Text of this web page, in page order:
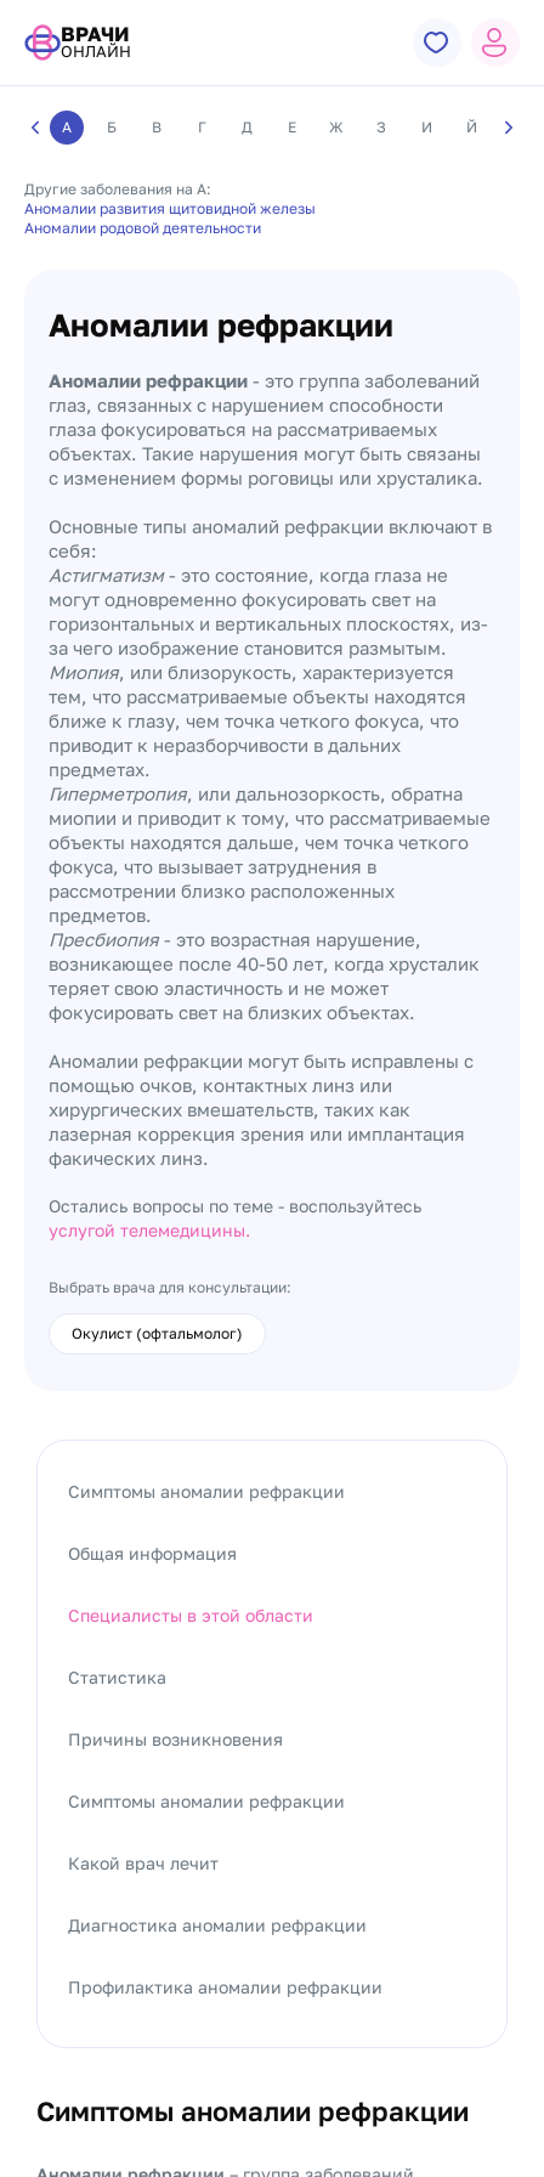
ВРАЧИ
ОНЛАЙН
А Б В Г Д Е Ж З И Й К
Другие заболевания на А:
Аномалии развития щитовидной железы
Аномалии родовой деятельности
Аномалии рефракции
Аномалии рефракции - это группа заболеваний
глаз, связанных с нарушением способности
глаза фокусироваться на рассматриваемых
объектах. Такие нарушения могут быть связаны
с изменением формы роговицы или хрусталика.
Основные типы аномалий рефракции включают в
себя:
Астигматизм- это состояние, когда глаза не
могут одновременно фокусировать свет на
горизонтальных и вертикальных плоскостях, из-
за чего изображение становится размытым.
Миопия, или близорукость, характеризуется
тем, что рассматриваемые объекты находятся
ближе к глазу, чем точка четкого фокуса, что
приводит к неразборчивости в дальних
предметах.
Гиперметропия, или дальнозоркость, обратна
миопии и приводит к тому, что рассматриваемые
объекты находятся дальше, чем точка четкого
фокуса, что вызывает затруднения в
рассмотрении близко расположенных
предметов.
Пресбиопия- это возрастная нарушение,
возникающее после 40-50 лет, когда хрусталик
теряет свою эластичность и не может
фокусировать свет на близких объектах.
Аномалии рефракции могут быть исправлены с
помощью очков, контактных линз или
хирургических вмешательств, таких как
лазерная коррекция зрения или имплантация
факических линз.
Остались вопросы по теме - воспользуйтесь
услугой телемедицины.
Выбрать врача для консультации:
Окулист (офтальмолог)
Симптомы аномалии рефракции
Симптомы аномалии рефракции
Общая информация
Специалисты в этой области
Статистика
Причины возникновения
Симптомы аномалии рефракции
Какой врач лечит
Диагностика аномалии рефракции
Профилактика аномалии рефракции